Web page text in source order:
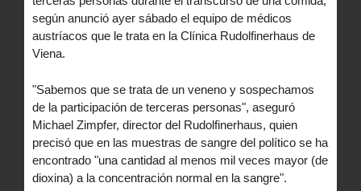
según anunció ayer sábado el equipo de médicos
austríacos que le trata en la Clínica Rudolfinerhaus de
Viena.
"Sabemos que se trata de un veneno y sospechamos
de la participación de terceras personas", aseguró
Michael Zimpfer, director del Rudolfinerhaus, quien
precisó que en las muestras de sangre del político se ha
encontrado "una cantidad al menos mil veces mayor (de
dioxina) a la concentración normal en la sangre".